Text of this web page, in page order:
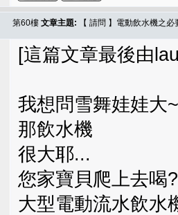
第60樓 文章主題: 【 請問 】電動飲水機之
[這篇文章最後由
我想問雪舞娃娃大~
那飲水機
很大耶...
您家寶貝爬上去喝
大型電動流水飲